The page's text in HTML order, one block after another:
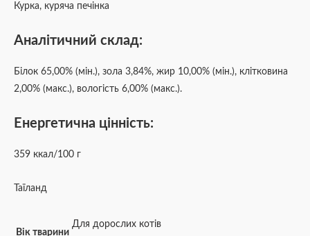
Курка, куряча печінка
Аналітичний склад:
Білок 65,00% (мін.), зола 3,84%, жир 10,00% (мін.), клітковина
2,00% (макс.), вологість 6,00% (макс.).
Енергетична цінність:
359 ккал/100 г
Таїланд
Вік тварини
Для дорослих котів